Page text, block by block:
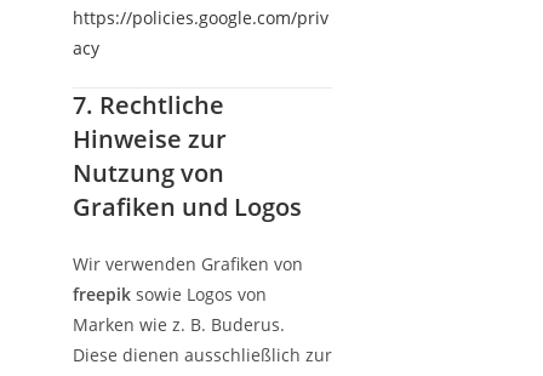
https://policies.google.com/priv
acy
7. Rechtliche
Hinweise zur
Nutzung von
Grafiken und Logos
Wir verwenden Grafiken von
freepik sowie Logos von
Marken wie z. B. Buderus.
Diese dienen ausschließlich zur